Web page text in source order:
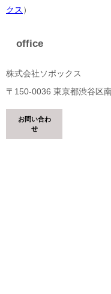
クス ）
office
株式会社ソポックス
〒150-0036 東京都渋谷区
お問い合わ
せ